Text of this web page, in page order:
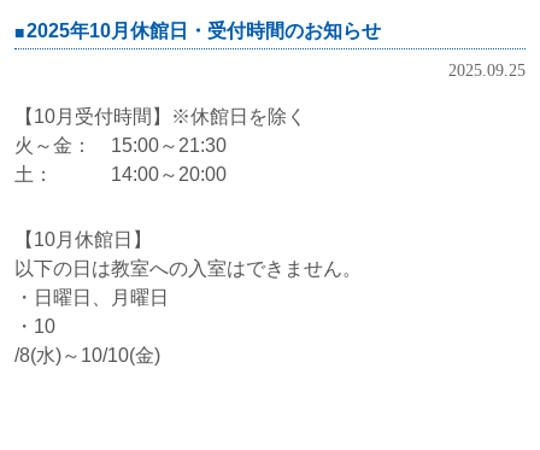
2025年10月休館日・受付時間のお知らせ
2025.09.25
【10月受付時間】※休館日を除く
火～金： 15:00～21:30
土： 14:00～20:00
【10月休館日】
以下の日は教室への入室はできません。
・日曜日、月曜日
・10
/8(水)～10/10(金)